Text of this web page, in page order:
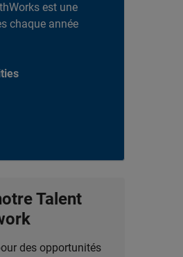
est une
chaque année
Talent
des opportunités